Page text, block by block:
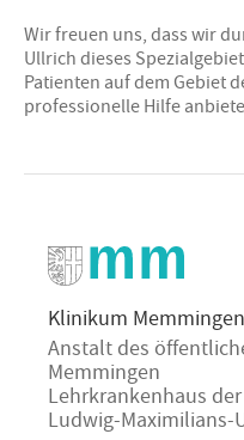
Wir freuen uns, dass wir
Ullrich dieses
Patienten auf dem Gebiet
professionelle Hilfe
Klinikum Memmingen
Anstalt des
Memmingen
Lehrkrankenhaus der
Ludwig-Maximilians-